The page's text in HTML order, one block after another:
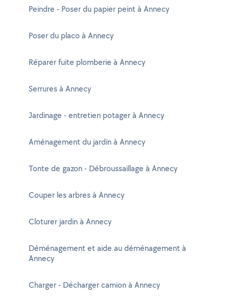
Peindre - Poser du papier peint à Annecy
Poser du placo à Annecy
Réparer fuite plomberie à Annecy
Serrures à Annecy
Jardinage - entretien potager à Annecy
Aménagement du jardin à Annecy
Tonte de gazon - Débroussaillage à Annecy
Couper les arbres à Annecy
Cloturer jardin à Annecy
Déménagement et aide au déménagement à
Annecy
Charger - Décharger camion à Annecy